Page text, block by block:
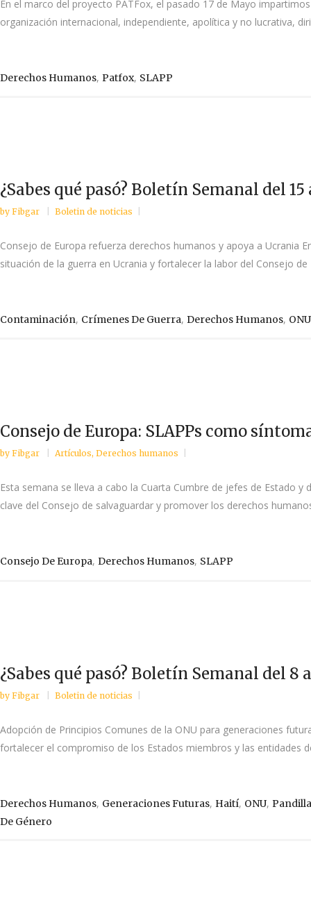
En el marco del proyecto PATFox, el pasado 17 de Mayo
organización internacional, independiente, apolítica y no lucrativa,
Derechos Humanos, Patfox, SLAPP
¿Sabes qué pasó? Boletín Semanal del 15
by Fibgar Boletin de noticias
Consejo de Europa refuerza derechos humanos y apoya a Ucrania
situación de la guerra en Ucrania y fortalecer la labor del Consejo
Contaminación, Crímenes De Guerra, Derechos Humanos, ONU
Consejo de Europa: SLAPPs como
by Fibgar Artículos, Derechos humanos
Esta semana se lleva a cabo la Cuarta Cumbre de jefes de Estado
clave del Consejo de salvaguardar y promover los derechos
Consejo De Europa, Derechos Humanos, SLAPP
¿Sabes qué pasó? Boletín Semanal del 8
by Fibgar Boletin de noticias
Adopción de Principios Comunes de la ONU para generaciones
fortalecer el compromiso de los Estados miembros y las entidades
Derechos Humanos, Generaciones Futuras, Haití, ONU,
De Género